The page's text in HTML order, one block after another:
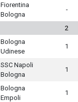
Fiorentina
Bologna
-
2
Bologna
Udinese
1
SSC Napoli
Bologna
1
Bologna
Empoli
1